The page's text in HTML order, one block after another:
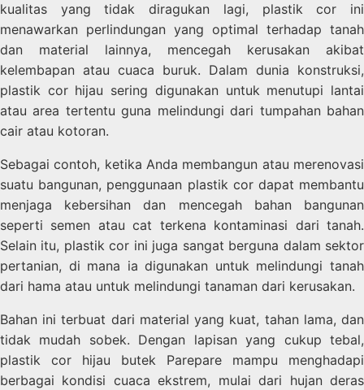
kualitas yang tidak diragukan lagi, plastik cor ini
menawarkan perlindungan yang optimal terhadap tanah
dan material lainnya, mencegah kerusakan akibat
kelembapan atau cuaca buruk. Dalam dunia konstruksi,
plastik cor hijau sering digunakan untuk menutupi lantai
atau area tertentu guna melindungi dari tumpahan bahan
cair atau kotoran.
Sebagai contoh, ketika Anda membangun atau merenovasi
suatu bangunan, penggunaan plastik cor dapat membantu
menjaga kebersihan dan mencegah bahan bangunan
seperti semen atau cat terkena kontaminasi dari tanah.
Selain itu, plastik cor ini juga sangat berguna dalam sektor
pertanian, di mana ia digunakan untuk melindungi tanah
dari hama atau untuk melindungi tanaman dari kerusakan.
Bahan ini terbuat dari material yang kuat, tahan lama, dan
tidak mudah sobek. Dengan lapisan yang cukup tebal,
plastik cor hijau butek Parepare mampu menghadapi
berbagai kondisi cuaca ekstrem, mulai dari hujan deras